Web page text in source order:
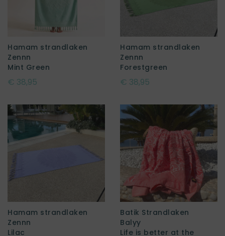
Hamam strandlaken
Zennn
Mint Green
€ 38,95
Hamam strandlaken
Zennn
Forestgreen
€ 38,95
Hamam strandlaken
Zennn
Lilac
Batik Strandlaken
Balyy
Life is better at the